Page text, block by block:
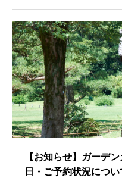
【お知らせ】ガーデ
日・ご予約状況につい